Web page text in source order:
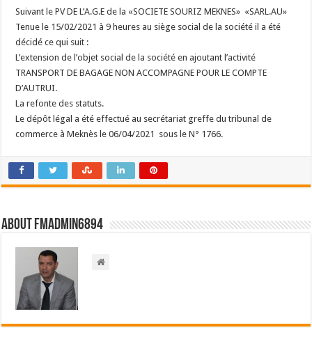
Suivant le PV DE L’A.G.E de la «SOCIETE SOURIZ MEKNES» «SARL.AU»
Tenue le 15/02/2021 à 9 heures au siège social de la société il a été
décidé ce qui suit :
L’extension de l’objet social de la société en ajoutant l’activité
TRANSPORT DE BAGAGE NON ACCOMPAGNE POUR LE COMPTE
D’AUTRUI.
La refonte des statuts.
Le dépôt légal a été effectué au secrétariat greffe du tribunal de
commerce à Meknès le 06/04/2021 sous le N° 1766.
About FMadmin6894